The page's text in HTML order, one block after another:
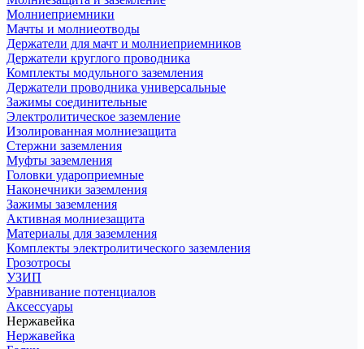
Молниеприемники
Мачты и молниеотводы
Держатели для мачт и молниеприемников
Держатели круглого проводника
Комплекты модульного заземления
Держатели проводника универсальные
Зажимы соединительные
Электролитическое заземление
Изолированная молниезащита
Стержни заземления
Муфты заземления
Головки удароприемные
Наконечники заземления
Зажимы заземления
Активная молниезащита
Материалы для заземления
Комплекты электролитического заземления
Грозотросы
УЗИП
Уравнивание потенциалов
Аксессуары
Нержавейка
Нержавейка